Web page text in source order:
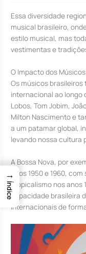
Essa diversidade
musical brasileiro,
estilo musical, mas
vestimentas e
O Impacto dos
Os músicos
internacional ao longo
Lobos, Tom Jobim,
Milton Nascimento e
a um patamar global,
levando nossa cultura
A Bossa Nova, por
anos 1950 e 1960,
Tropicalismo nos anos
capacidade brasileira
internacionais de
→
Índice